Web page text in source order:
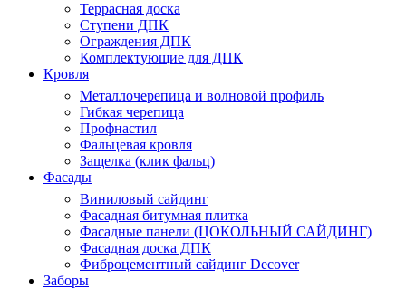
Террасная доска
Ступени ДПК
Ограждения ДПК
Комплектующие для ДПК
Кровля
Металлочерепица и волновой профиль
Гибкая черепица
Профнастил
Фальцевая кровля
Защелка (клик фальц)
Фасады
Виниловый сайдинг
Фасадная битумная плитка
Фасадные панели (ЦОКОЛЬНЫЙ САЙДИНГ)
Фасадная доска ДПК
Фиброцементный сайдинг Decover
Заборы